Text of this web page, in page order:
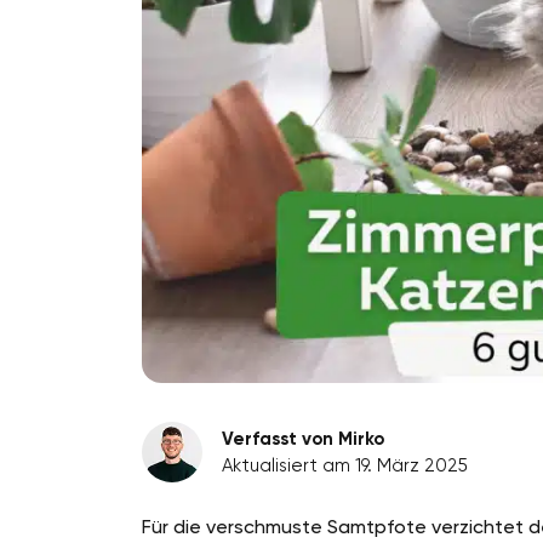
Verfasst von Mirko
Aktualisiert am 19. März 2025
Für die verschmuste Samtpfote verzichtet